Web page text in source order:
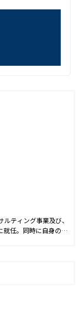
ティング事業及び、
就任。同時に自身のブ